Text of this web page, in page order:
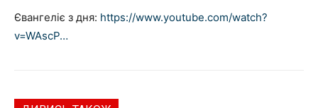
Євангеліє з дня: https://www.youtube.com/watch?
v=WAscP…